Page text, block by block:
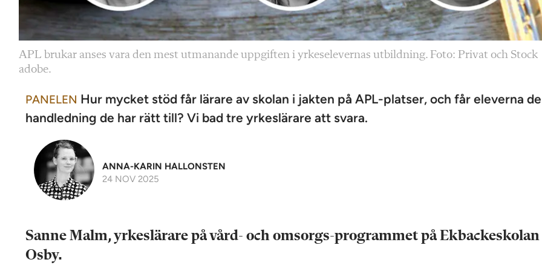
APL brukar anses vara den mest utmanande uppgiften i yrkeselevernas utbildning. Foto: Privat och Stock
adobe.
PANELEN Hur mycket stöd får lärare av skolan i jakten på APL-platser, och får eleverna
handledning de har rätt till? Vi bad tre yrkeslärare att svara.
ANNA-KARIN HALLONSTEN
24 NOV 2025
Sanne Malm, yrkeslärare på vård- och omsorgs-programmet på
Osby.